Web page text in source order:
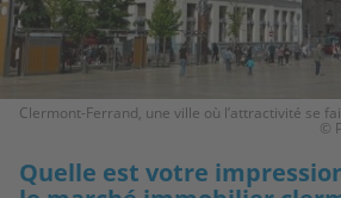
Clermont-Ferrand, une ville où l’attractivité se
©
Quelle est votre